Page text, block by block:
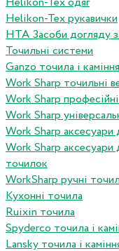
Helikon-Tex рукавички
HTA Засоби догляду
Точильні системи
Ganzo точила і каміння
Work Sharp точильні
Work Sharp
Work Sharp
Work Sharp
Work Sharp
точилок
WorkSharp ручні
Кухонні точила
Ruixin точила
Spyderco точила і
Lansky точила і